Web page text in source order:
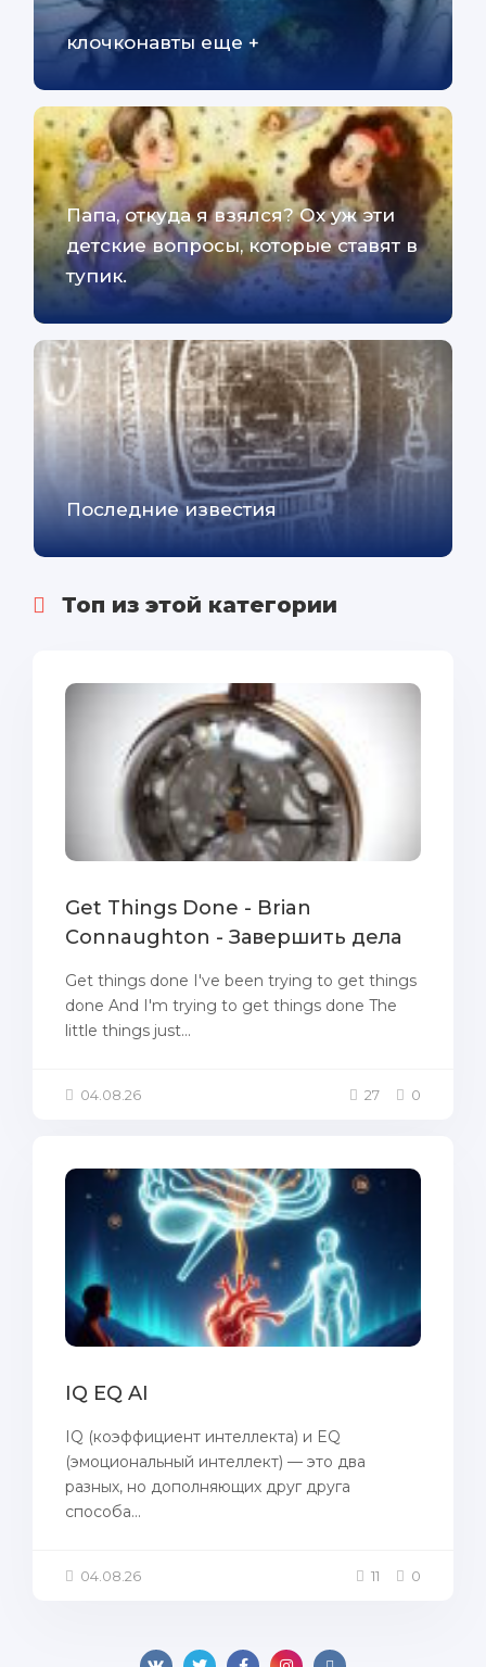
клочконавты еще +
Папа, откуда я взялся? Ох уж эти
детские вопросы, которые ставят в
тупик.
Последние известия
Топ из этой категории
Get Things Done - Brian
Connaughton - Завершить дела
Get things done I've been trying to get things
done And I'm trying to get things done The
little things just...
04.08.26 27 0
IQ EQ AI
IQ (коэффициент интеллекта) и EQ
(эмоциональный интеллект) — это два
разных, но дополняющих друг друга
способа...
04.08.26 11 0